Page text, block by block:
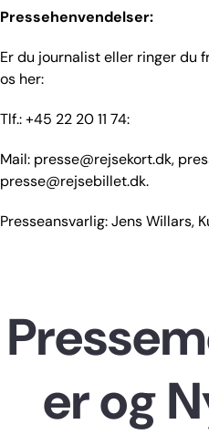
Pressehenvendelser:
Er du journalist eller ringer du
os her:
Tlf.: +45 22 20 11 74:
Mail: presse@rejsekort.dk,
presse@rejsebillet.dk.
Presseansvarlig: Jens Willars,
er og